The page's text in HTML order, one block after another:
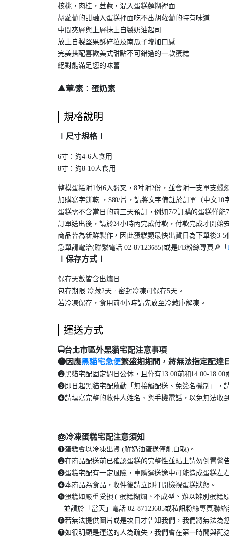
核桃，肉桂，荳蔻，混入蛋糕麵糊裡面
胡蘿蔔的甜融入蛋糕裡面吃不出胡蘿蔔的特有味道
中間夾層與上層抹上自製奶油起司
放上自製堅果酥碎粒及南瓜子增加口感
完美搭配喜歡美式甜點不可錯過的一款蛋糕
絕對能滿足您的味蕾
🔺葷/素：蛋奶素
規格說明
∣尺寸規格∣
6寸：約4-6人食用
8寸：約8-10人食用
整模蛋糕附1份6入盤叉，8吋附2份，並會附一支單支蠟
加購寫字餅乾 ，$80/片，請將文字備註於訂單（中文10
蛋糕需不含當日的前三天預訂，例如7/2訂購的蛋糕僅能
訂單送出後，請於24小時內完成付款，付款完成才開始
商品皆為新鮮製作，因此蛋糕類最快出貨日為下單後3-5
急單請電洽(聯繫電話 02-87123685)或是FB粉絲專頁🔎「
∣保存方式∣
保存天數皆含出爐日
包存期限:冷藏2天，密封冷凍可保存5天。
若冷凍保存，食用前4小時請先放至冷藏庫解凍。
運送方式
🚍台北市區外黑貓宅配注意事項
❶因應黑貓宅急便繁盛期期間，將無法指定配達
❷黑貓宅配固定週日公休，且僅有13:00前和14:00-18:00
❸即日起黑貓宅配啟動「無接觸配送、免簽名機制」，
❹請填寫完整的收件人姓名、與手機電話，以免無法收
🎂冷凍蛋糕宅配注意須知
❶蛋糕會以冷凍出貨 (鮮奶油蛋糕僅能自取)。
❷在商品配送前已確認蛋糕的完整性並貼上請勿倒置警
❸蛋糕宅配有一定風險，車體運送途中可能造成蛋糕左
❹本商品為食品，收件後請立即打開檢視蛋糕狀態。
❺蛋糕如嚴重受損 ( 蛋糕糊爛、不成型、難以辨別蛋糕
並請於「當天」電話 02-87123685或私訊粉絲專頁聯絡
❻若無法提供圖片或是次日才告知我們，我們將無法為
❼如很明顯是運送的人為疏失，我們會在第一時間與配